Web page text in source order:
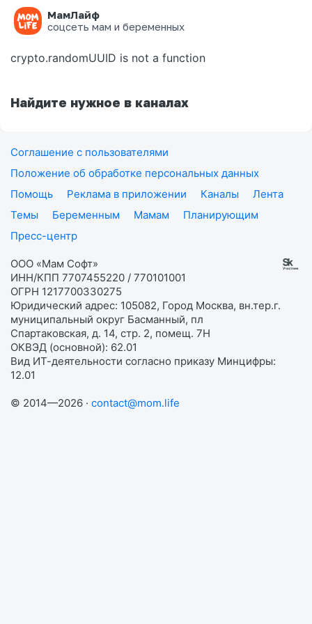
МамЛайф
соцсеть мам и беременных
Ошибка на странице
crypto.randomUUID is not a function
Найдите нужное в каналах
Соглашение с пользователями
Положение об обработке персональных данных
Помощь
Реклама в приложении Каналы
Лента
Темы
Беременным Мамам
Планирующим
Пресс-центр
ООО «Мам Софт»
ИНН/КПП 7707455220 / 770101001
ОГРН 1217700330275
Юридический адрес: 105082, Город Москва, вн.тер.г.
муниципальный округ Басманный, пл
Спартаковская, д. 14, стр. 2, помещ. 7Н
ОКВЭД (основной): 62.01
Вид ИТ-деятельности согласно приказу Минцифры:
12.01
© 2014—2026 · contact@mom.life